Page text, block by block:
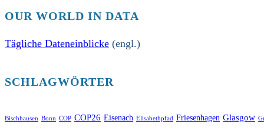
OUR WORLD IN DATA
Tägliche Dateneinblicke (engl.)
SCHLAGWÖRTER
Bischhausen Bonn COP COP26 Eisenach Elisabethpfad Friesenhagen Glasgow